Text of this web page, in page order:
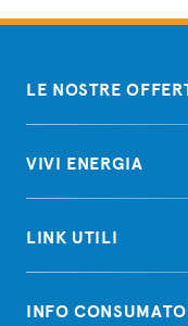
LE NOSTRE
VIVI ENERGIA
LINK UTILI
INFO